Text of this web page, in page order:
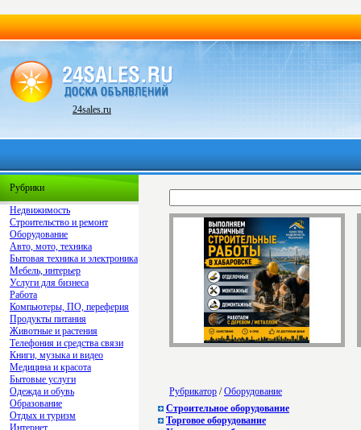
24sales.ru
Рубрики
Недвижимость
Строительство и ремонт
Оборудование
Авто, мото, техника
Бытовая техника и электроника
Мебель, интерьер
Услуги для бизнеса
Работа
Компьютеры, ПО, переферия
Продукты питания
Животные и растения
Телефония и средства связи
Книги, музыка и видео
Медицина и красота
Бытовые услуги
Одежда и обувь
Образование
Отдых и туризм
Интернет
Рубрикатор /Оборудование
Строительное оборудование
Торговое оборудование